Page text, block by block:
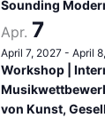
Sounding
Apr. 7
April 7, 2027 - April
Workshop |
von Kunst,